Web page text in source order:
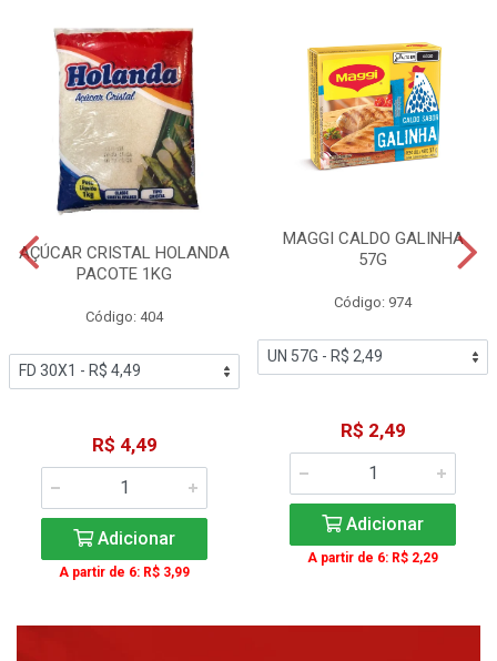
AÇÚCAR CRISTAL HOLANDA
PACOTE 1KG
Código: 404
R$ 4,49
Adicionar
A partir de 6: R$ 3,99
MAGGI CALDO GALINHA
57G
Código: 974
R$ 2,49
Adicionar
A partir de 6: R$ 2,29